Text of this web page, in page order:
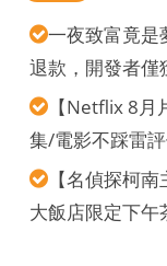
一夜致富竟是
退款，開發者僅
【Netflix 8
集/電影不踩雷
【名偵探柯
大飯店限定下午